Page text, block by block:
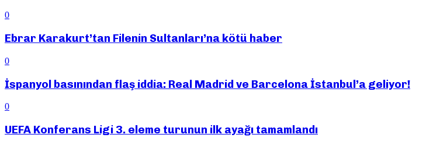
0
Ebrar Karakurt’tan Filenin Sultanları’na kötü haber
0
İspanyol basınından flaş iddia: Real Madrid ve Barcelona İstanbul’a geliyor!
0
UEFA Konferans Ligi 3. eleme turunun ilk ayağı tamamlandı